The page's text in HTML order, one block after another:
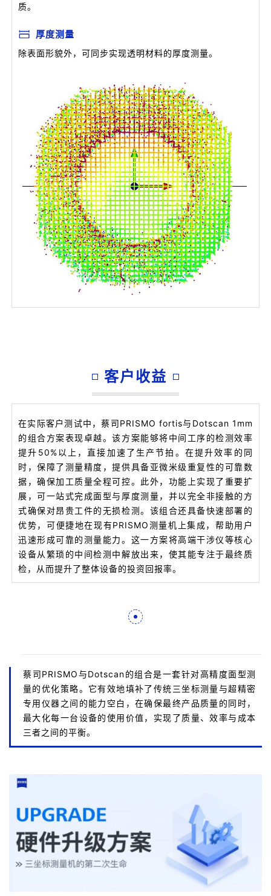
质。
厚度测量
除表面形貌外，可同步实现透明材料的厚度测量。
客户收益
在实际客户测试中，蔡司PRISMO fortis与Dotscan 1mm
的组合方案表现卓越。该方案能够将中间工序的检测效率
提升50%以上，直接加速了生产节拍。在提升效率的同
时，保障了测量精度，提供具备亚微米级重复性的可靠数
据，确保加工质量全程可控。此外，功能上实现了重要扩
展，可一站式完成面型与厚度测量，并以完全非接触的方
式确保对昂贵工件的无损检测。该组合还具备快速部署的
优势，可便捷地在现有PRISMO测量机上集成，帮助用户
迅速形成可靠的测量能力。这一方案将高端干涉仪等核心
设备从繁琐的中间检测中解放出来，使其能专注于最终质
检，从而提升了整体设备的投资回报率。
蔡司PRISMO与Dotscan的组合是一套针对高精度面型测
量的优化策略。它有效地填补了传统三坐标测量与超精密
专用仪器之间的能力空白，在确保最终产品质量的同时，
最大化每一台设备的使用价值，实现了质量、效率与成本
三者之间的平衡。